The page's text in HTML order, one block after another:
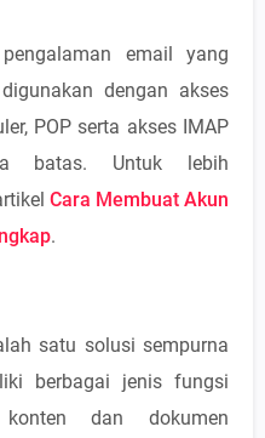
email yang
dengan akses
POP serta akses IMAP
batas. Untuk lebih
Cara Membuat Akun
.
satu solusi sempurna
berbagai jenis fungsi
dan dokumen